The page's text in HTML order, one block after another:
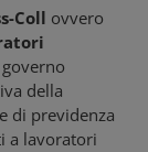
Coll ovvero
della
di previdenza
a lavoratori